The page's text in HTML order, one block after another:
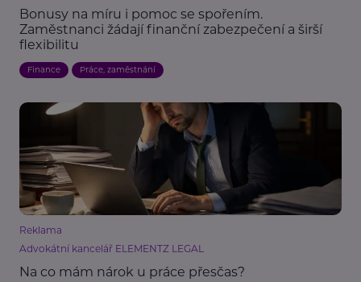
Bonusy na míru i pomoc se spořením.
Zaměstnanci žádají finanční zabezpečení a širší
flexibilitu
Finance Práce, zaměstnání
Reklama
Advokátní kancelář ELEMENTZ LEGAL
Na co mám nárok u práce přesčas?